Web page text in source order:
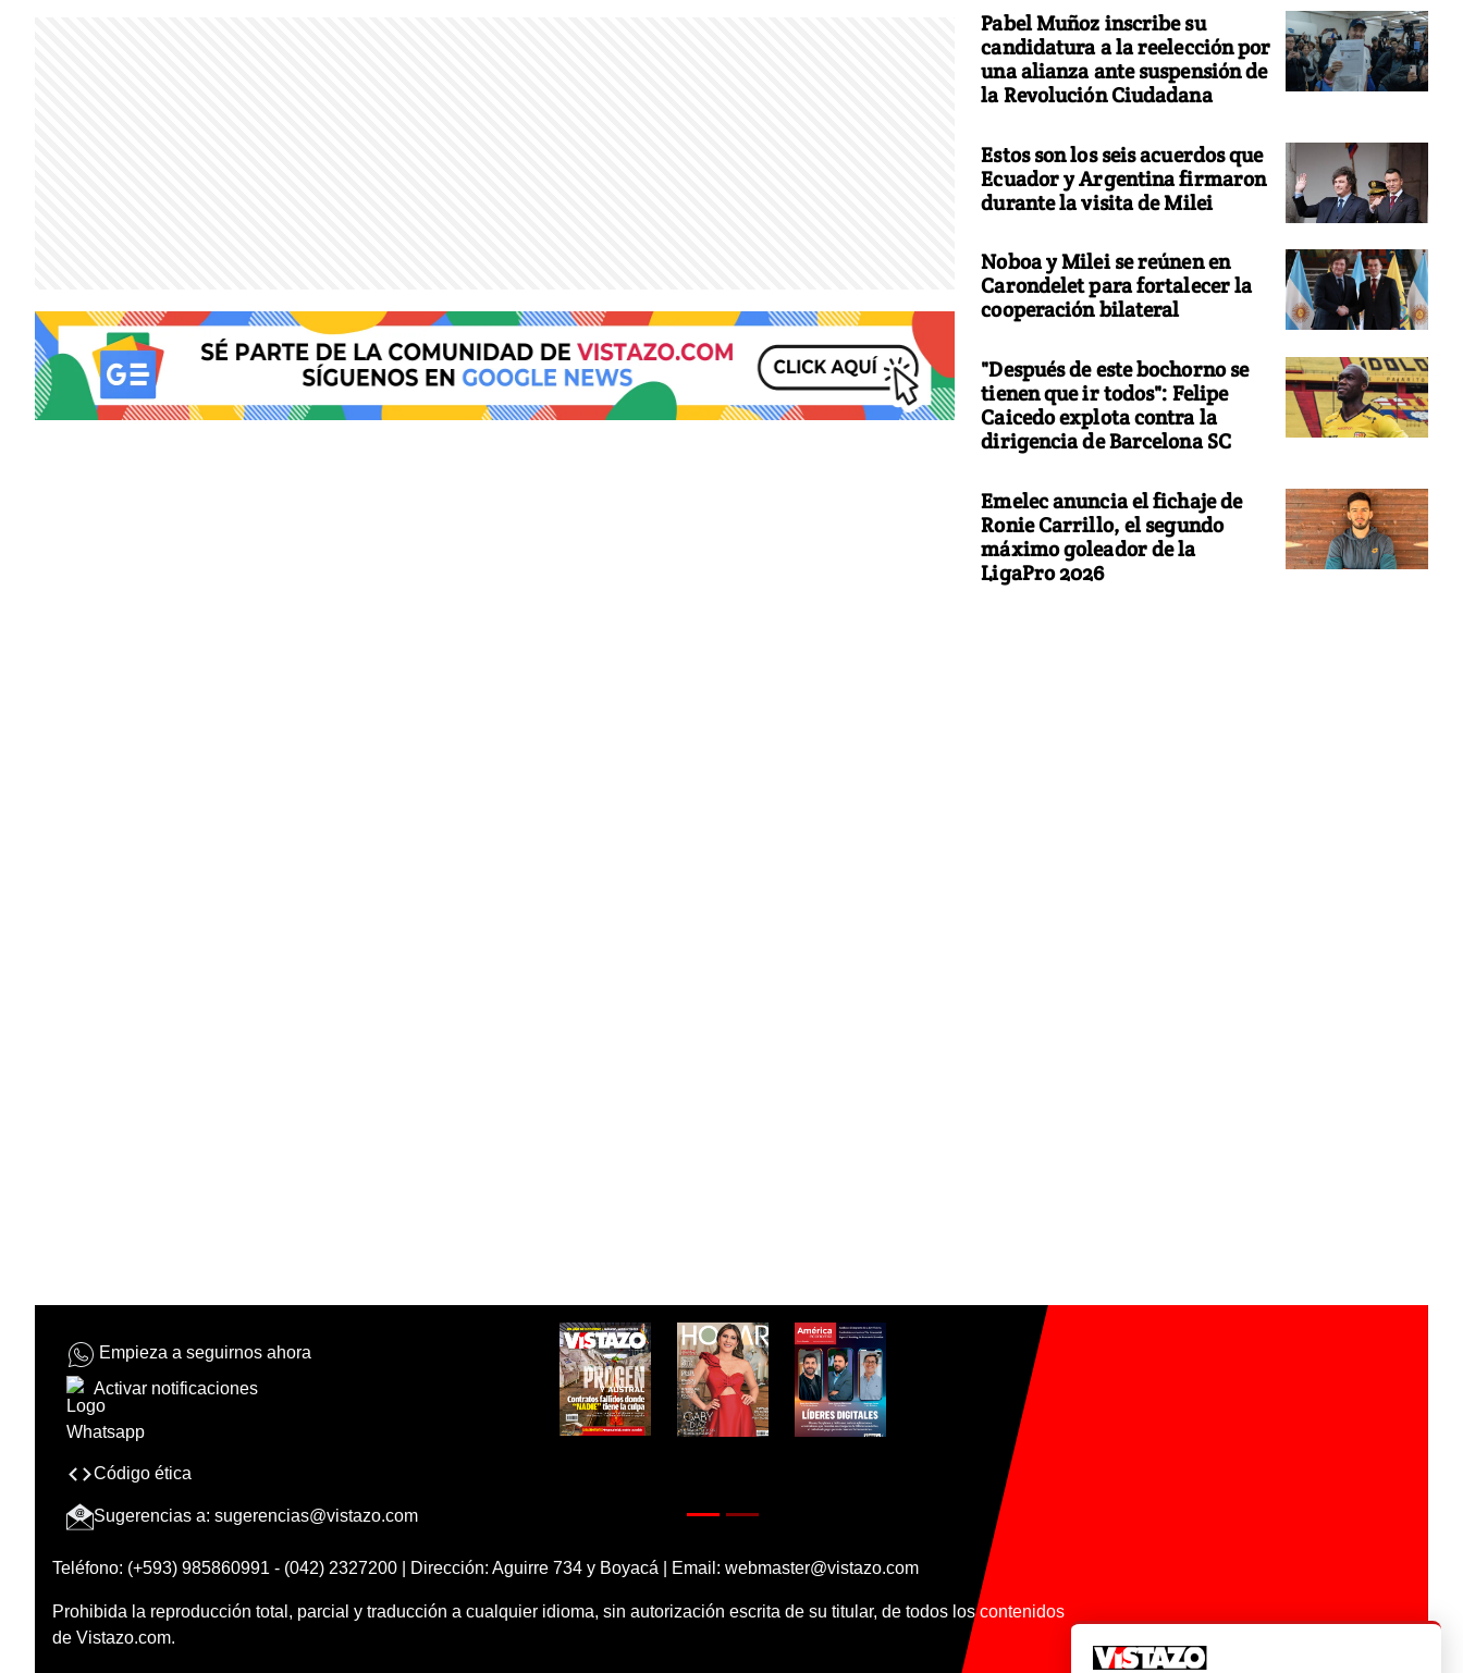
Pabel Muñoz inscribe su
candidatura a la reelección por
una alianza ante suspensión de
la Revolución Ciudadana
Estos son los seis acuerdos que
Ecuador y Argentina firmaron
durante la visita de Milei
Noboa y Milei se reúnen en
Carondelet para fortalecer la
cooperación bilateral
"Después de este bochorno se
tienen que ir todos": Felipe
Caicedo explota contra la
dirigencia de Barcelona SC
Emelec anuncia el fichaje de
Ronie Carrillo, el segundo
máximo goleador de la
LigaPro 2026
Empieza a seguirnos ahora
Activar notificaciones
Código ética
Sugerencias a: sugerencias@vistazo.com
Teléfono: (+593) 985860991 - (042) 2327200 | Dirección: Aguirre 734 y Boyacá | Email: webmaster@vistazo.com
Prohibida la reproducción total, parcial y traducción a cualquier idioma, sin autorización escrita de su titular, de todos los contenidos
de Vistazo.com.